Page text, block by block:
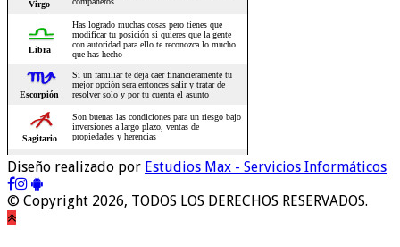
Diseño realizado por Estudios Max - Servicios Informáticos
© Copyright 2026, TODOS LOS DERECHOS RESERVADOS.